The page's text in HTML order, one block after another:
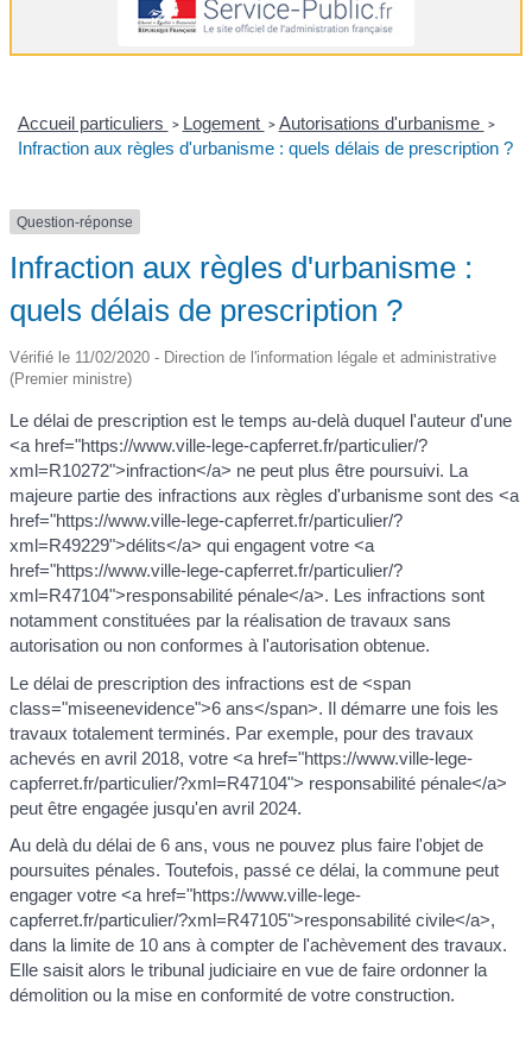
Accueil particuliers > Logement > Autorisations d'urbanisme >
Infraction aux règles d'urbanisme : quels délais de prescription ?
Question-réponse
Infraction aux règles d'urbanisme :
quels délais de prescription ?
Vérifié le 11/02/2020 - Direction de l'information légale et administrative
(Premier ministre)
Le délai de prescription est le temps au-delà duquel l'auteur d'une
<a href="https://www.ville-lege-capferret.fr/particulier/?
xml=R10272">infraction</a> ne peut plus être poursuivi. La
majeure partie des infractions aux règles d'urbanisme sont des <a
href="https://www.ville-lege-capferret.fr/particulier/?
xml=R49229">délits</a> qui engagent votre <a
href="https://www.ville-lege-capferret.fr/particulier/?
xml=R47104">responsabilité pénale</a>. Les infractions sont
notamment constituées par la réalisation de travaux sans
autorisation ou non conformes à l'autorisation obtenue.
Le délai de prescription des infractions est de <span
class="miseenevidence">6 ans</span>. Il démarre une fois les
travaux totalement terminés. Par exemple, pour des travaux
achevés en avril 2018, votre <a href="https://www.ville-lege-
capferret.fr/particulier/?xml=R47104"> responsabilité pénale</a>
peut être engagée jusqu'en avril 2024.
Au delà du délai de 6 ans, vous ne pouvez plus faire l'objet de
poursuites pénales. Toutefois, passé ce délai, la commune peut
engager votre <a href="https://www.ville-lege-
capferret.fr/particulier/?xml=R47105">responsabilité civile</a>,
dans la limite de 10 ans à compter de l'achèvement des travaux.
Elle saisit alors le tribunal judiciaire en vue de faire ordonner la
démolition ou la mise en conformité de votre construction.